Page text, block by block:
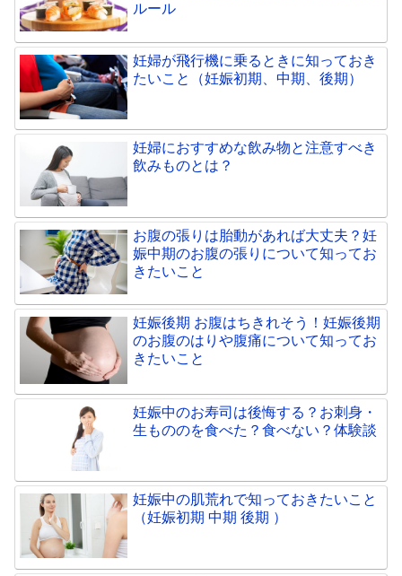
ルール
妊婦が飛行機に乗るときに知っておき
たいこと（妊娠初期、中期、後期）
妊婦におすすめな飲み物と注意すべき
飲みものとは？
お腹の張りは胎動があれば大丈夫？妊
娠中期のお腹の張りについて知ってお
きたいこと
妊娠後期 お腹はちきれそう！妊娠後期
のお腹のはりや腹痛について知ってお
きたいこと
妊娠中のお寿司は後悔する？お刺身・
生もののを食べた？食べない？体験談
妊娠中の肌荒れで知っておきたいこと
（妊娠初期 中期 後期 ）